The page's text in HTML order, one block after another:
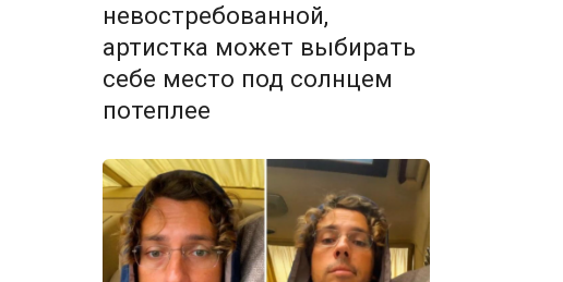
невостребованной,
артистка может выбирать
себе место под солнцем
потеплее